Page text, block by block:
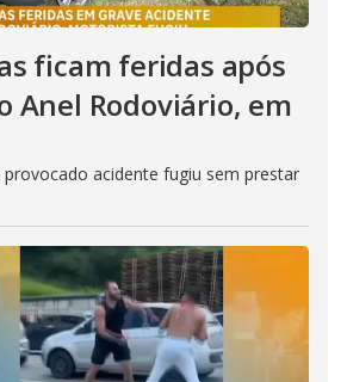
ficam feridas após
Anel Rodoviário, em
acidente fugiu sem prestar